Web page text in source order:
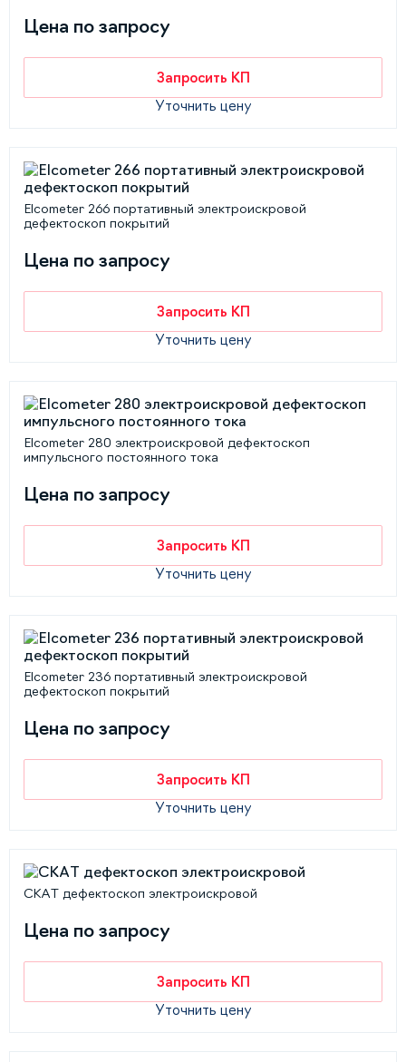
Цена по запросу
Запросить КП
Уточнить цену
Elcometer 266 портативный электроискровой
дефектоскоп покрытий
Цена по запросу
Запросить КП
Уточнить цену
Elcometer 280 электроискровой дефектоскоп
импульсного постоянного тока
Цена по запросу
Запросить КП
Уточнить цену
Elcometer 236 портативный электроискровой
дефектоскоп покрытий
Цена по запросу
Запросить КП
Уточнить цену
СКАТ дефектоскоп электроискровой
Цена по запросу
Запросить КП
Уточнить цену